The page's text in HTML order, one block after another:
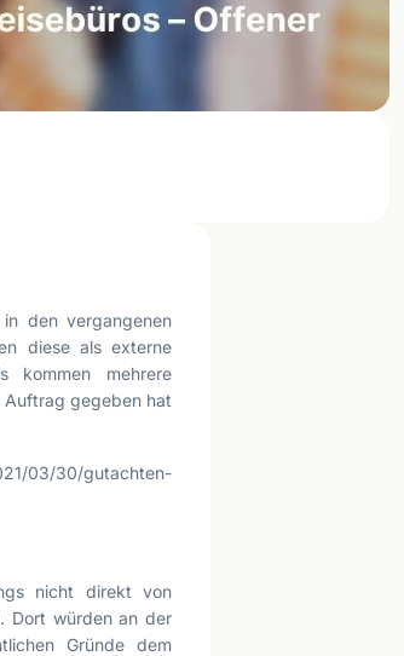
den vergangenen
diese als externe
kommen mehrere
Auftrag gegeben hat
03/30/gutachten-
nicht direkt von
Dort würden an der
Gründe dem